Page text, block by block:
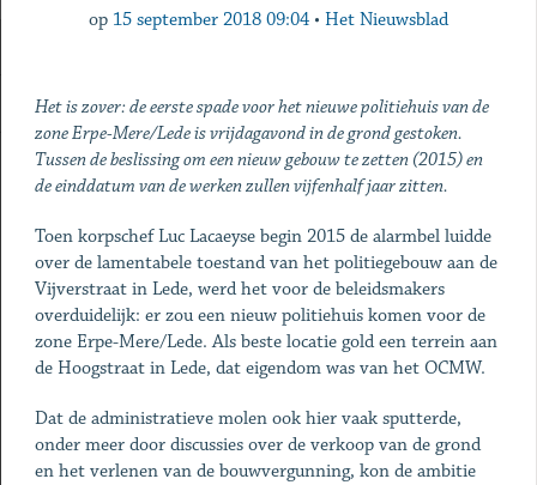
op 15 september 2018 09:04 • Het Nieuwsblad
Het is zover: de eerste spade voor het nieuwe politiehuis van de
zone Erpe-Mere/Lede is vrijdagavond in de grond gestoken.
Tussen de beslissing om een nieuw gebouw te zetten (2015) en
de einddatum van de werken zullen vijfenhalf jaar zitten.
Toen korpschef Luc Lacaeyse begin 2015 de alarmbel luidde
over de lamentabele toestand van het politiegebouw aan de
Vijverstraat in Lede, werd het voor de beleidsmakers
overduidelijk: er zou een nieuw politiehuis komen voor de
zone Erpe-Mere/Lede. Als beste locatie gold een terrein aan
de Hoogstraat in Lede, dat eigendom was van het OCMW.
Dat de administratieve molen ook hier vaak sputterde,
onder meer door discussies over de verkoop van de grond
en het verlenen van de bouwvergunning, kon de ambitie